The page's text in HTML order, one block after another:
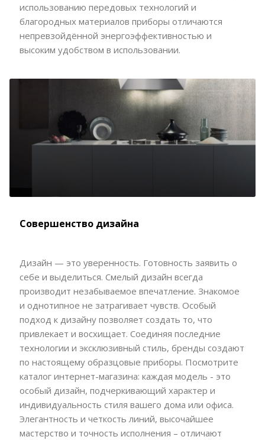
использованию передовых технологий и
благородных материалов приборы отличаются
непревзойдённой энергоэффективностью и
высоким удобством в использовании.
Совершенство дизайна
Дизайн — это уверенность. Готовность заявить о
себе и выделиться. Смелый дизайн всегда
производит незабываемое впечатление. Знакомое
и однотипное не затрагивает чувств. Особый
подход к дизайну позволяет создать то, что
привлекает и восхищает. Соединяя последние
технологии и эксклюзивный стиль, бренды создают
по настоящему образцовые приборы. Посмотрите
каталог интернет-магазина: каждая модель - это
особый дизайн, подчеркивающий характер и
индивидуальность стиля вашего дома или офиса.
Элегантность и четкость линий, высочайшее
мастерство и точность исполнения – отличают